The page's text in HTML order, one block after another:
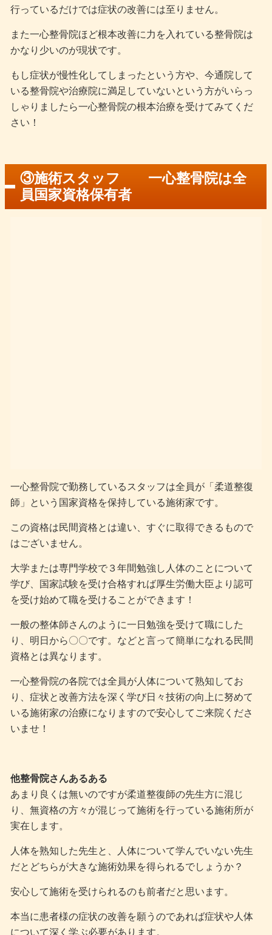
行っているだけでは症状の改善には至りません。
また一心整骨院ほど根本改善に力を入れている整骨院は
かなり少いのが現状です。
もし症状が慢性化してしまったという方や、今通院して
いる整骨院や治療院に満足していないという方がいらっ
しゃりましたら一心整骨院の根本治療を受けてみてくだ
さい！
③施術スタッフ 一心整骨院は全
員国家資格保有者
一心整骨院で勤務しているスタッフは全員が「柔道整復
師」という国家資格を保持している施術家です。
この資格は民間資格とは違い、すぐに取得できるもので
はございません。
大学または専門学校で３年間勉強し人体のことについて
学び、国家試験を受け合格すれば厚生労働大臣より認可
を受け始めて職を受けることができます！
一般の整体師さんのように一日勉強を受けて職にした
り、明日から〇〇です。などと言って簡単になれる民間
資格とは異なります。
一心整骨院の各院では全員が人体について熟知してお
り、症状と改善方法を深く学び日々技術の向上に努めて
いる施術家の治療になりますので安心してご来院くださ
いませ！
他整骨院さんあるある
あまり良くは無いのですが柔道整復師の先生方に混じ
り、無資格の方々が混じって施術を行っている施術所が
実在します。
人体を熟知した先生と、人体について学んでいない先生
だとどちらが大きな施術効果を得られるでしょうか？
安心して施術を受けられるのも前者だと思います。
本当に患者様の症状の改善を願うのであれば症状や人体
について深く学ぶ必要があります。